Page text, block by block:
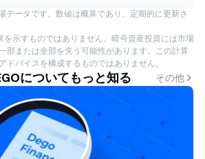
データです。数値は概算であり、定期的に更新さ
を示すものではありません。暗号資産投資には市場
部または全部を失う可能性があります。この計算
ドバイスを構成するものではありません。
についてもっと知る その他